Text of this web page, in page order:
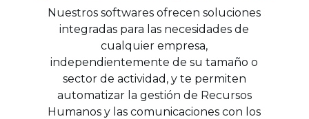
Nuestros softwares ofrecen soluciones
integradas para las necesidades de
cualquier empresa,
independientemente de su tamaño o
sector de actividad, y te permiten
automatizar la gestión de Recursos
Humanos y las comunicaciones con los